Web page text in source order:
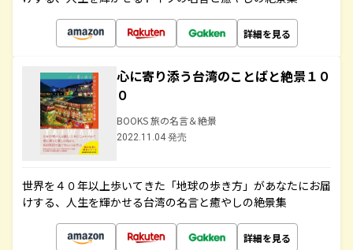
詳細を見る
心に寄り添う台湾のことばと絶景１０
０
BOOKS 旅の名言＆絶景
2022.11.04 発売
世界を４０年以上歩いてきた「地球の歩き方」があなたにお届
けする、人生を輝かせる台湾の名言と癒やしの絶景集
詳細を見る